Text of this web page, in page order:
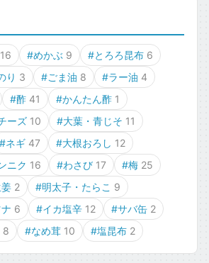
16 #めかぶ 9 #とろろ昆布 6
り 3 #ごま油 8 #ラー油 4
#酢 41 #かんたん酢 1
ーズ 10 #大葉・青じそ 11
#ネギ 47 #大根おろし 12
ニク 16 #わさび 17 #梅 25
2 #明太子・たらこ 9
6 #イカ塩辛 12 #サバ缶 2
8 #なめ茸 10 #塩昆布 2